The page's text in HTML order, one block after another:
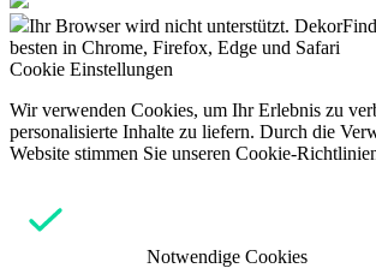
Ihr Browser wird nicht unterstützt.
besten in Chrome, Firefox, Edge und Safari
Cookie Einstellungen
Wir verwenden Cookies, um Ihr Erlebnis zu
personalisierte Inhalte zu liefern. Durch die
Website stimmen Sie unseren Cookie-
Notwendige Cookies